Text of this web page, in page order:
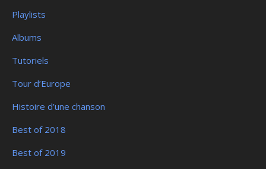
Playlists
Albums
Tutoriels
Tour d’Europe
Histoire d’une chanson
Best of 2018
Best of 2019